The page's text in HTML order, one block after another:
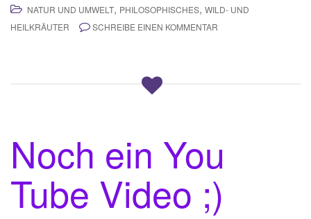
NATUR UND UMWELT, PHILOSOPHISCHES, WILD- UND
HEILKRÄUTER
SCHREIBE EINEN KOMMENTAR
Noch ein You
Tube Video ;)